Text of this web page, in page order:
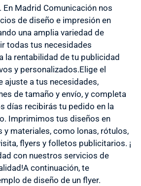
En Madrid Comunicación nos
de diseño e impresión en
una amplia variedad de
todas tus necesidades
la rentabilidad de tu publicidad
y personalizados.Elige el
ajuste a tus necesidades,
de tamaño y envío, y completa
días recibirás tu pedido en la
Imprimimos tus diseños en
materiales, como lonas, rótulos,
flyers y folletos publicitarios. ¡
con nuestros servicios de
continuación, te
de diseño de un flyer.